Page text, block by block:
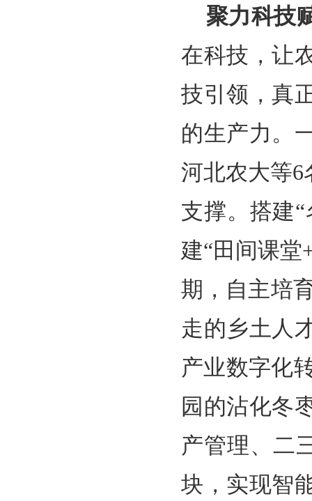
聚力科技
在科技，让
技引领，真
的生产力。
河北农大等
支撑。搭建
建“田间课堂
期，自主培
走的乡土人
产业数字化
园的沾化冬
产管理、二
块，实现智